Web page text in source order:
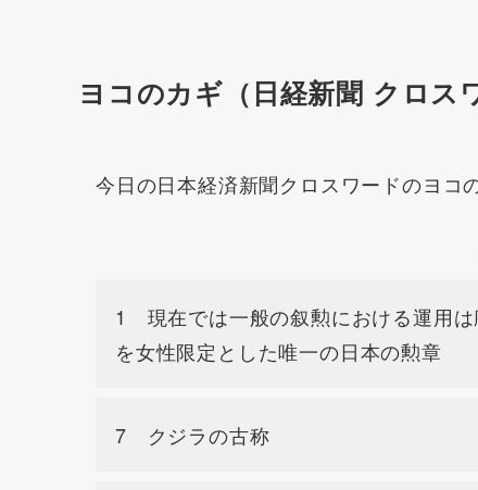
ヨコのカギ（日経新聞 クロス
今日の日本経済新聞クロスワードのヨコ
1 現在では一般の叙勲における運用
を女性限定とした唯一の日本の勲章
7 クジラの古称